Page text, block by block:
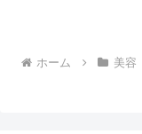
ホーム 美容